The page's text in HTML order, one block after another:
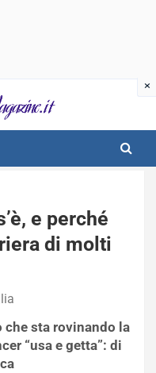
e perché
di molti
che sta rovinando la
“usa e getta”: di